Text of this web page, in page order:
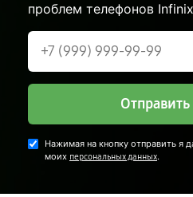
проблем телефонов
Отправить
Нажимая на кнопку отправить я
моих персональных данных.